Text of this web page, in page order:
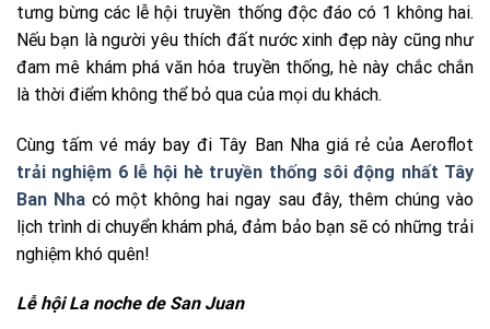
tưng bừng các lễ hội truyền thống độc đáo có 1 không hai.
Nếu bạn là người yêu thích đất nước xinh đẹp này cũng như
đam mê khám phá văn hóa truyền thống, hè này chắc chắn
là thời điểm không thể bỏ qua của mọi du khách.
Cùng tấm vé máy bay đi Tây Ban Nha giá rẻ của Aeroflot
trải nghiệm 6 lễ hội hè truyền thống sôi động nhất Tây
Ban Nhacó một không hai ngay sau đây, thêm chúng vào
lịch trình di chuyển khám phá, đảm bảo bạn sẽ có những trải
nghiệm khó quên!
Lễ hội La noche de San Juan